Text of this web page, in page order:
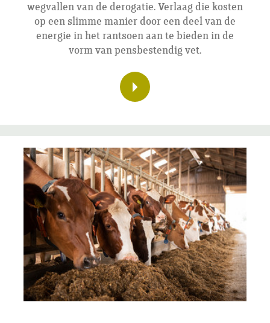
wegvallen van de derogatie. Verlaag die kosten
op een slimme manier door een deel van de
energie in het rantsoen aan te bieden in de
vorm van pensbestendig vet.